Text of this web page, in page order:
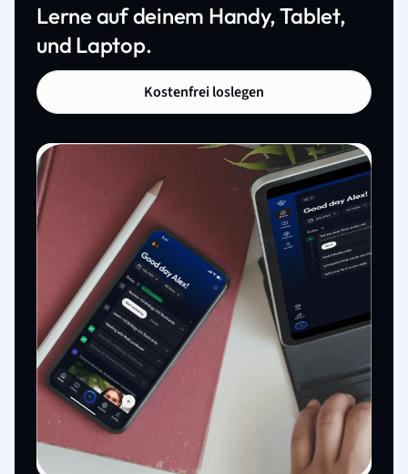
Lerne auf deinem Handy, Tablet,
und Laptop.
Kostenfrei loslegen